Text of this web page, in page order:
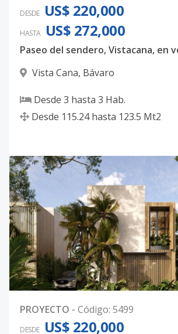
DESDE US$ 220,000
HASTA US$ 272,000
Vista Cana, Bávaro
Desde 3 hasta 3 Hab.
Desde 115.24 hasta 123.5 Mt2
PROYECTO - Código: 5499
DESDE US$ 220,000